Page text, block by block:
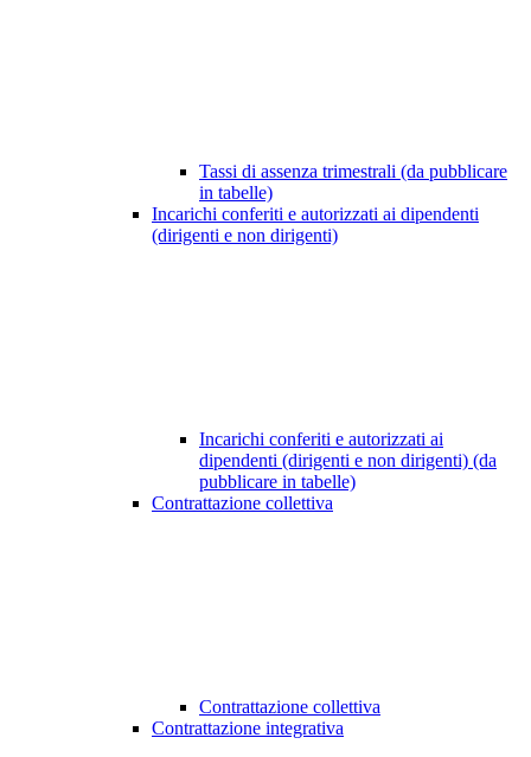
Tassi di assenza trimestrali (da pubblicare
in tabelle)
Incarichi conferiti e autorizzati ai dipendenti
(dirigenti e non dirigenti)
Incarichi conferiti e autorizzati ai
dipendenti (dirigenti e non dirigenti) (da
pubblicare in tabelle)
Contrattazione collettiva
Contrattazione collettiva
Contrattazione integrativa